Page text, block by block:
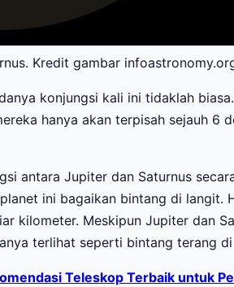
Kredit gambar
konjungsi kali ini tidaklah
hanya akan terpisah sejauh
antara Jupiter dan Saturnus
ini bagaikan bintang di
kilometer. Meskipun Jupiter dan
terlihat seperti bintang terang
Teleskop Terbaik untuk